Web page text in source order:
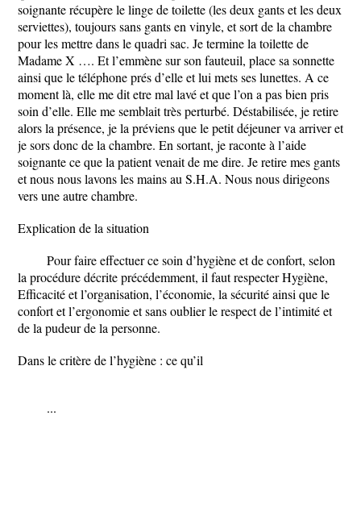
soignante récupère le linge de toilette (les deux gants et les deux
serviettes), toujours sans gants en vinyle, et sort de la chambre
pour les mettre dans le quadri sac. Je termine la toilette de
Madame X …. Et l’emmène sur son fauteuil, place sa sonnette
ainsi que le téléphone prés d’elle et lui mets ses lunettes. A ce
moment là, elle me dit etre mal lavé et que l’on a pas bien pris
soin d’elle. Elle me semblait très perturbé. Déstabilisée, je retire
alors la présence, je la préviens que le petit déjeuner va arriver et
je sors donc de la chambre. En sortant, je raconte à l’aide
soignante ce que la patient venait de me dire. Je retire mes gants
et nous nous lavons les mains au S.H.A. Nous nous dirigeons
vers une autre chambre.
Explication de la situation
Pour faire effectuer ce soin d’hygiène et de confort, selon
la procédure décrite précédemment, il faut respecter Hygiène,
Efficacité et l’organisation, l’économie, la sécurité ainsi que le
confort et l’ergonomie et sans oublier le respect de l’intimité et
de la pudeur de la personne.
Dans le critère de l’hygiène : ce qu’il
...